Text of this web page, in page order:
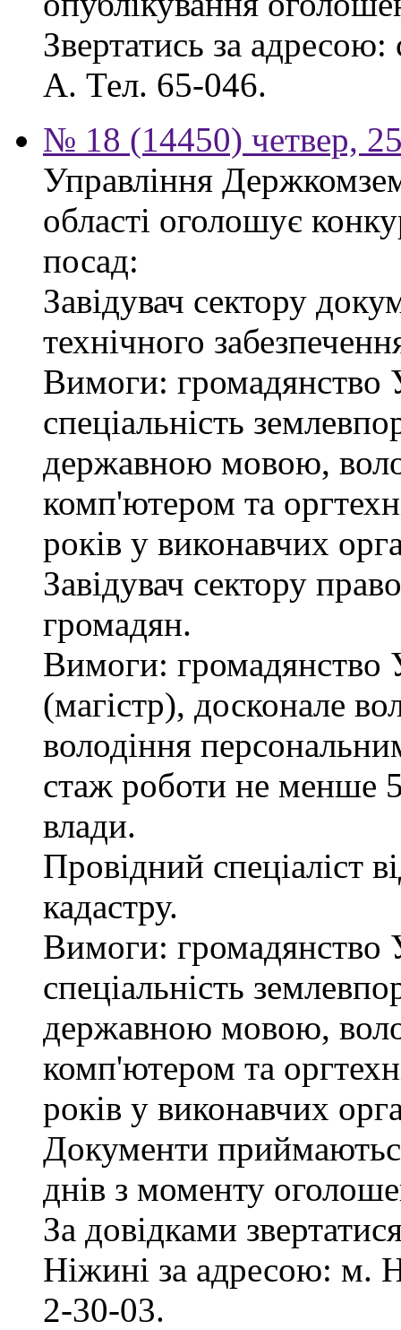
Звертатись за адресою:
А. Тел. 65-046.
№ 18 (14450) четвер,
Управління
області оголошує
посад:
Завідувач сектору
технічного
Вимоги: громадянство
спеціальність
державною мовою,
комп'ютером та
років у виконавчих
Завідувач сектору
громадян.
Вимоги: громадянство
(магістр), досконале
володіння
стаж роботи не менше
влади.
Провідний спеціаліст
кадастру.
Вимоги: громадянство
спеціальність
державною мовою,
комп'ютером та
років у виконавчих
Документи
днів з моменту
За довідками
Ніжині за адресою: м.
2-30-03.